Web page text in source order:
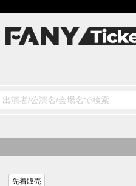
先着販売